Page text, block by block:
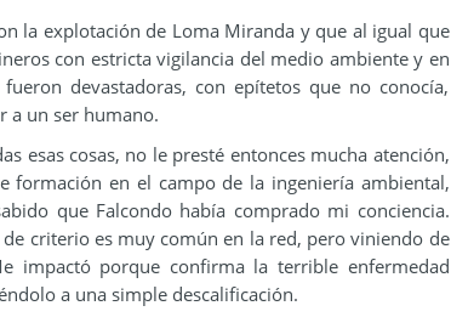
la explotación de Loma Miranda y que al igual que
con estricta vigilancia del medio ambiente y en
devastadoras, con epítetos que no conocía,
a un ser humano.
esas cosas, no le presté entonces mucha atención,
formación en el campo de la ingeniería ambiental,
que Falcondo había comprado mi conciencia.
criterio es muy común en la red, pero viniendo de
impactó porque confirma la terrible enfermedad
a una simple descalificación.